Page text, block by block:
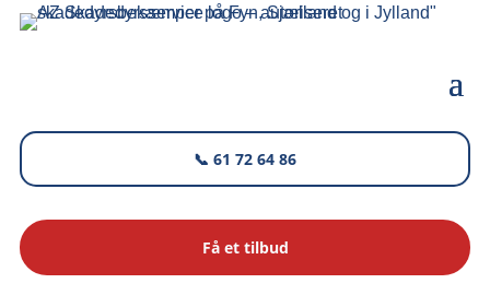
📞 61 72 64 86
Få et tilbud